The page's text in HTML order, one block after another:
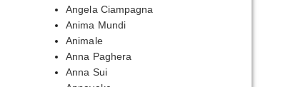
Angela Ciampagna
Anima Mundi
Animale
Anna Paghera
Anna Sui